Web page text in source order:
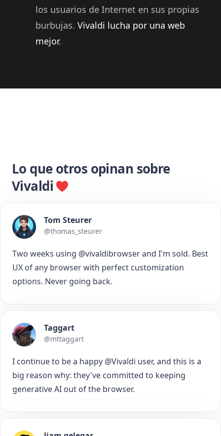
los usuarios de Internet en sus propias
burbujas. Vivaldi lucha por una web
mejor.
Lo que otros opinan sobre
Vivaldi
Tom Steurer
@thomas_steurer
Two weeks using @vivaldibrowser and I'm sold. Best
UX of any browser with perfect customization
options. Never going back.
Taggart
@mttaggart
I continue to be a happy @Vivaldi user, and this is a
big reason why: they've committed to keeping
generative AI out of the browser.